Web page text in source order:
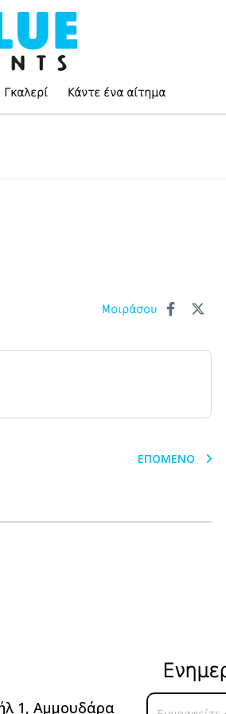
Γκαλερί Κάντε ένα αίτημα
Μοιράσου
ΕΠΌΜΕΝΟ
1, Αμμουδάρα